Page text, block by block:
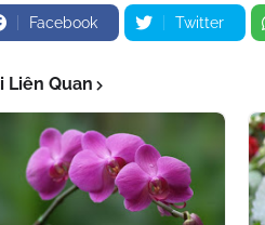
Facebook Twitter
Liên Quan